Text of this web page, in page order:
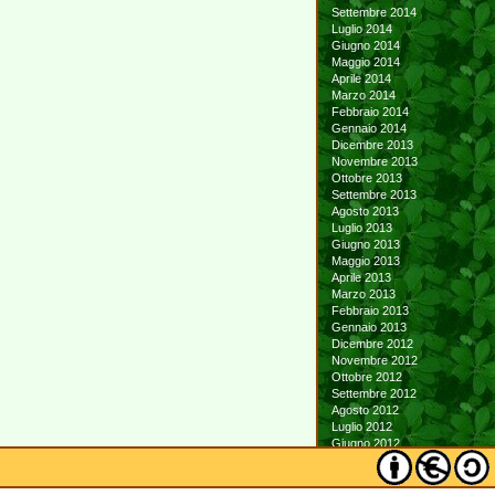
Settembre 2014
Luglio 2014
Giugno 2014
Maggio 2014
Aprile 2014
Marzo 2014
Febbraio 2014
Gennaio 2014
Dicembre 2013
Novembre 2013
Ottobre 2013
Settembre 2013
Agosto 2013
Luglio 2013
Giugno 2013
Maggio 2013
Aprile 2013
Marzo 2013
Febbraio 2013
Gennaio 2013
Dicembre 2012
Novembre 2012
Ottobre 2012
Settembre 2012
Agosto 2012
Luglio 2012
Giugno 2012
Maggio 2012
Aprile 2012